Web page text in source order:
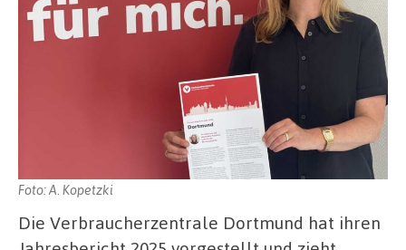
Foto: A. Kopetzki
Die Verbraucherzentrale Dortmund hat ihren